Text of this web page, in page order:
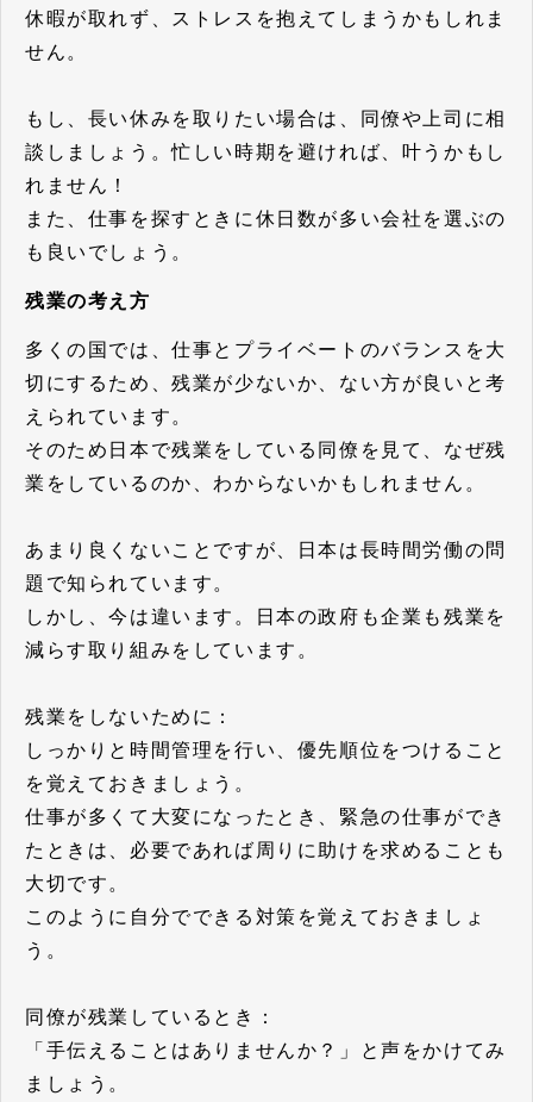
休暇が取れず、ストレスを抱えてしまうかもしれま
せん。
もし、長い休みを取りたい場合は、同僚や上司に相
談しましょう。忙しい時期を避ければ、叶うかもし
れません！
また、仕事を探すときに休日数が多い会社を選ぶの
も良いでしょう。
残業の考え方
多くの国では、仕事とプライベートのバランスを大
切にするため、残業が少ないか、ない方が良いと考
えられています。
そのため日本で残業をしている同僚を見て、なぜ残
業をしているのか、わからないかもしれません。
あまり良くないことですが、日本は長時間労働の問
題で知られています。
しかし、今は違います。日本の政府も企業も残業を
減らす取り組みをしています。
残業をしないために：
しっかりと時間管理を行い、優先順位をつけること
を覚えておきましょう。
仕事が多くて大変になったとき、緊急の仕事ができ
たときは、必要であれば周りに助けを求めることも
大切です。
このように自分でできる対策を覚えておきましょ
う。
同僚が残業しているとき：
「手伝えることはありませんか？」と声をかけてみ
ましょう。